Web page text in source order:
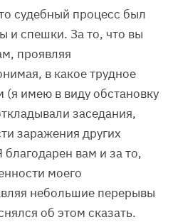
судебный процесс был
и спешки. За то, что вы
проявляя
в какое трудное
имею в виду обстановку
заседания,
заражения других
вам и за то,
моего
небольшие перерывы
об этом сказать.